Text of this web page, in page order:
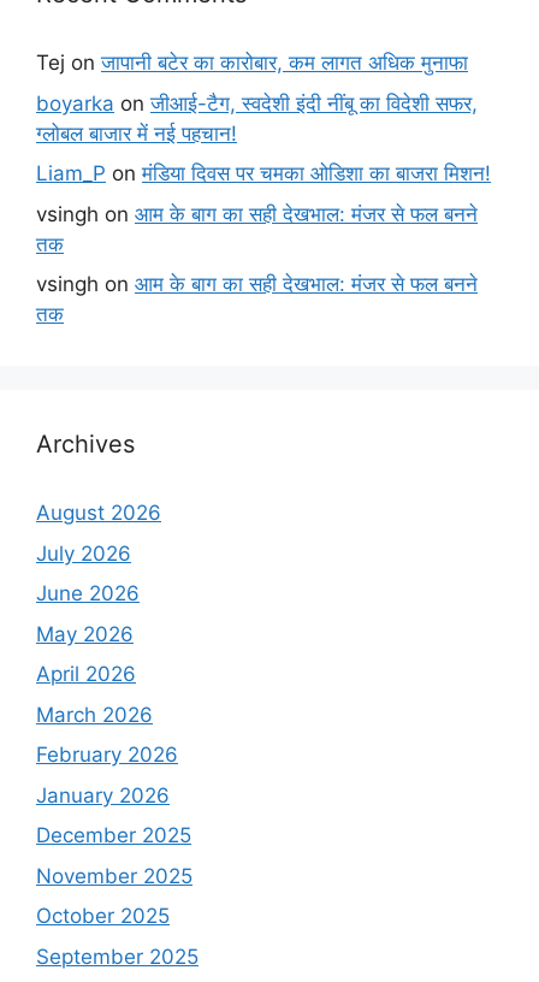
Tej onजापानी बटेर का कारोबार, कम लागत अधिक मुनाफा
boyarka onजीआई-टैग, स्वदेशी इंदी नींबू का विदेशी सफर,
ग्लोबल बाजार में नई पहचान!
Liam_P onमंडिया दिवस पर चमका ओडिशा का बाजरा मिशन!
vsingh on आम के बाग का सही देखभाल: मंजर से फल बनने
तक
vsingh on आम के बाग का सही देखभाल: मंजर से फल बनने
तक
Archives
August 2026
July 2026
June 2026
May 2026
April 2026
March 2026
February 2026
January 2026
December 2025
November 2025
October 2025
September 2025